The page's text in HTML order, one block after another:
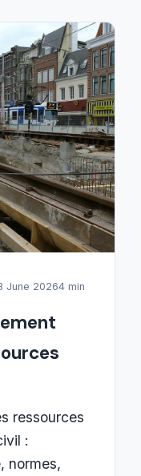
June 20264 min
ressources
:
normes,